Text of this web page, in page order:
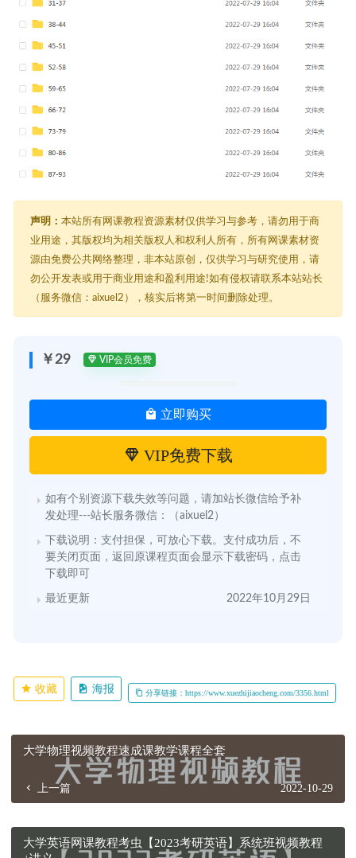
声明： 本站所有网课教程资源素材仅供学习与参考，请勿用于商
业用途，其版权均为相关版权人和权利人所有，所有网课素材资
源由免费公共网络整理，非本站原创，仅供学习与研究使用，请
勿公开发表或用于商业用途和盈利用途!如有侵权请联系本站站长
（服务微信：aixuel2），核实后将第一时间删除处理。
￥29 VIP会员免费
立即购买
VIP免费下载
如有个别资源下载失效等问题，请加站长微信给予补
发处理---站长服务微信：（aixuel2）
下载说明：支付担保，可放心下载。支付成功后，不
要关闭页面，返回原课程页面会显示下载密码，点击
下载即可
最近更新 2022年10月29日
收藏 海报 分享链接：https://www.xuezhijiaocheng.com/3356.html
大学物理视频教程速成课教学课程全套
上一篇 2022-10-29
大学英语网课教程考虫【2023考研英语】系统班视频教程